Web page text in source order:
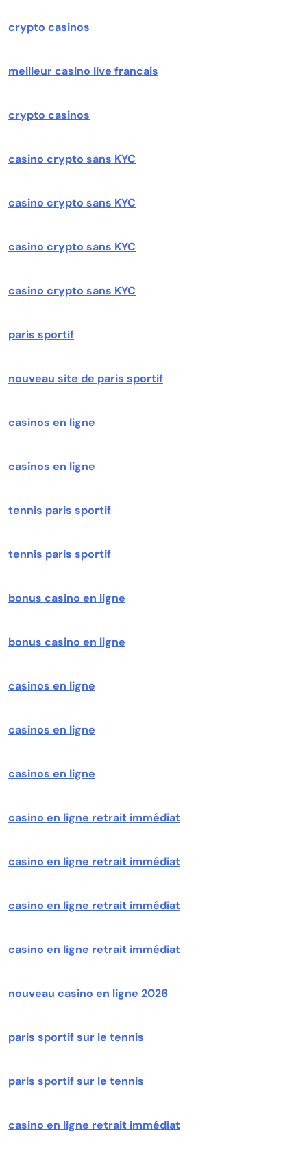
crypto casinos
meilleur casino live francais
crypto casinos
casino crypto sans KYC
casino crypto sans KYC
casino crypto sans KYC
casino crypto sans KYC
paris sportif
nouveau site de paris sportif
casinos en ligne
casinos en ligne
tennis paris sportif
tennis paris sportif
bonus casino en ligne
bonus casino en ligne
casinos en ligne
casinos en ligne
casinos en ligne
casino en ligne retrait immédiat
casino en ligne retrait immédiat
casino en ligne retrait immédiat
casino en ligne retrait immédiat
nouveau casino en ligne 2026
paris sportif sur le tennis
paris sportif sur le tennis
casino en ligne retrait immédiat